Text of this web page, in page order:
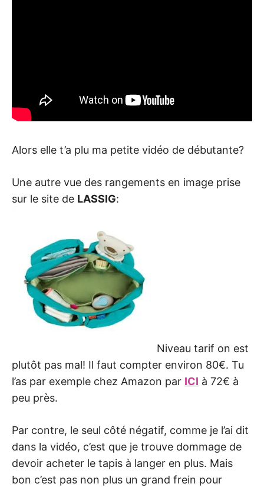
Alors elle t’a plu ma petite vidéo de débutante?
Une autre vue des rangements en image prise
sur le site de LASSIG:
Niveau tarif on est
plutôt pas mal! Il faut compter environ 80€. Tu
l’as par exemple chez Amazon par ICI à 72€ à
peu près.
Par contre, le seul côté négatif, comme je l’ai dit
dans la vidéo, c’est que je trouve dommage de
devoir acheter le tapis à langer en plus. Mais
bon c’est pas non plus un grand frein pour